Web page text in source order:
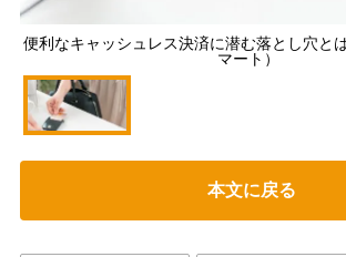
便利なキャッシュレス決済に潜む落とし穴と
マート）
本文に戻る